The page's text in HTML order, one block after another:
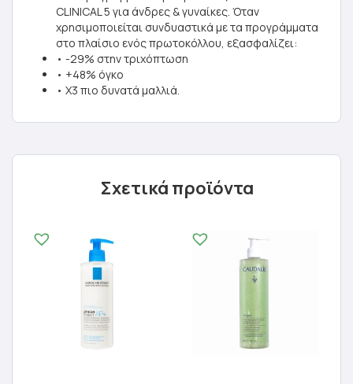
CLINICAL 5 για άνδρες & γυναίκες. Όταν
χρησιμοποιείται συνδυαστικά με τα προγράμματα
στο πλαίσιο ενός πρωτοκόλλου, εξασφαλίζει:
• -29% στην τριχόπτωση
• +48% όγκο
• X3 πιο δυνατά μαλλιά.
Σχετικά προϊόντα